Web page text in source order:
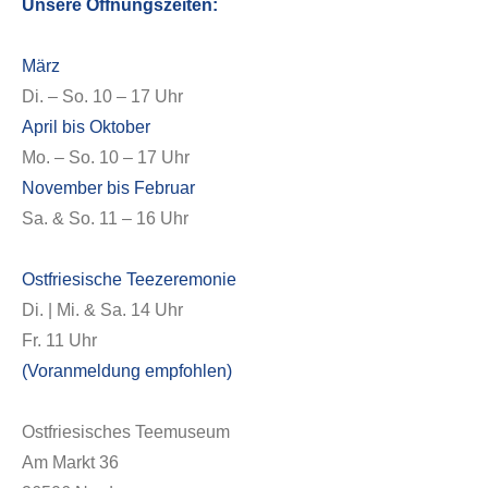
Unsere Öffnungszeiten:
März
Di. – So. 10 – 17 Uhr
April bis Oktober
Mo. – So. 10 – 17 Uhr
November bis Februar
Sa. & So. 11 – 16 Uhr
Ostfriesische Teezeremonie
Di. | Mi. & Sa. 14 Uhr
Fr. 11 Uhr
(Voranmeldung empfohlen)
Ostfriesisches Teemuseum
Am Markt 36